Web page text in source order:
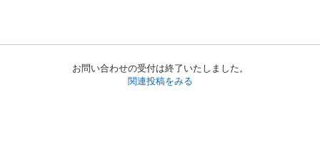
お問い合わせの受付は終了いたしました。
関連投稿をみる